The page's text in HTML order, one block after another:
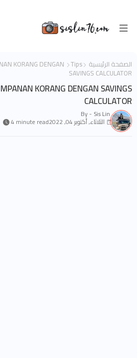
الصفحة الرئيسية Tips
KORANG DENGAN
SAVINGS CALCULATOR
KORANG DENGAN SAVINGS
CALCULATOR
By - Sis Lin
الثلاثاء, أكتوبر 04, 2022 4 minute read